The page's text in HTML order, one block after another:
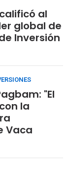
al
global de
Inversión
"El
la
Vaca